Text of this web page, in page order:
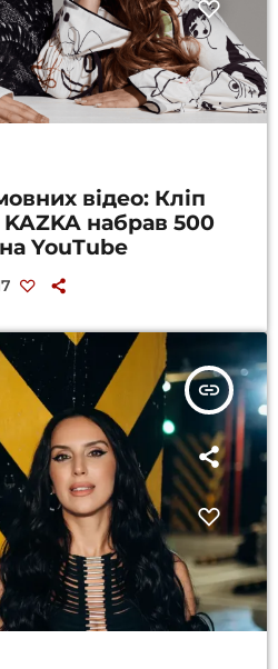
відео: Кліп
KAZKA набрав 500
YouTube
insert_link